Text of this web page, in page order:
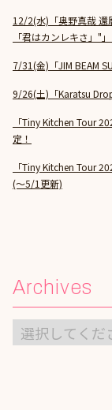
12/2(水)「奥野真哉 還
「君はカンレキさ」"
7/31(金)「JIM BEAM
9/26(土)「Karatsu
「Tiny Kitchen Tour
定！
「Tiny Kitchen Tour
(～5/1更新)
Archives